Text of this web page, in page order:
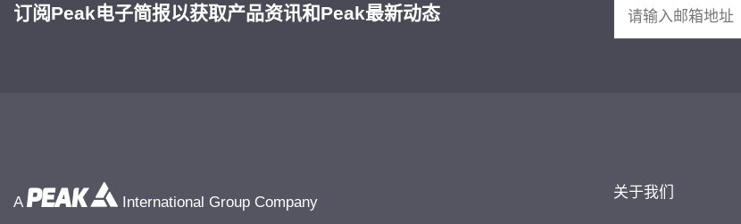
订阅Peak电子简报以获取产品资讯和Peak最新动态
A International Group Company
关于我们